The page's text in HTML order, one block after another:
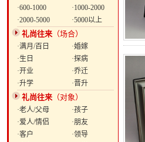
·600-1000
·1000-2000
·2000-5000
·5000以上
礼尚往来 （场合）
·满月/百日
·婚嫁
·生日
·探病
·开业
·乔迁
·升学
·晋升
礼尚往来 （对象）
·老人/父母
·孩子
·爱人/情侣
·朋友
·客户
·领导